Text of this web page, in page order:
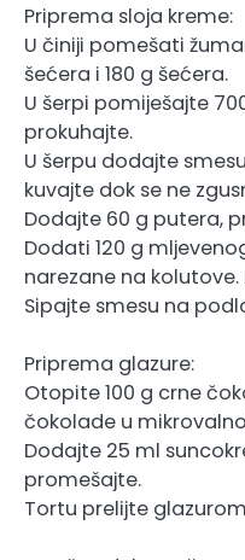
Priprema sloja kreme:
U činiji pomešati
šećera i 180 g šećera.
U šerpi pomiješajte
prokuhajte.
U šerpu dodajte
kuvajte dok se ne
Dodajte 60 g putera,
Dodati 120 g
narezane na
Sipajte smesu na
Priprema glazure:
Otopite 100 g crne
čokolade u
Dodajte 25 ml
promešajte.
Tortu prelijte